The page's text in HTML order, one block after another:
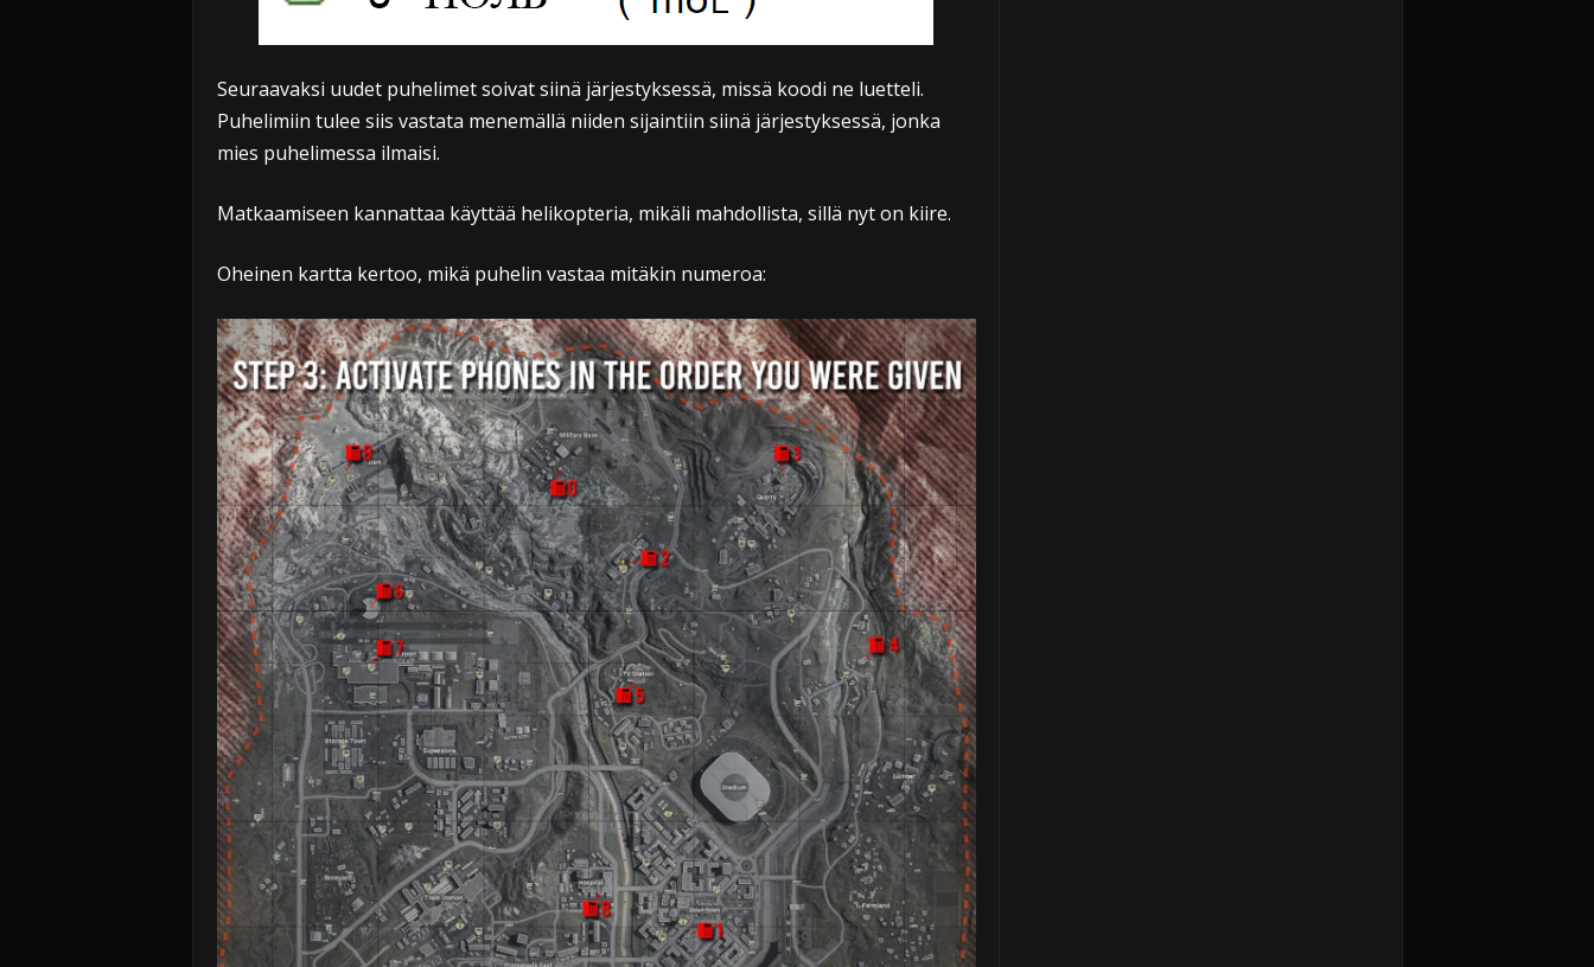
Seuraavaksi uudet puhelimet soivat siinä järjestyksessä, missä koodi ne luetteli.
Puhelimiin tulee siis vastata menemällä niiden sijaintiin siinä järjestyksessä, jonka
mies puhelimessa ilmaisi.
Matkaamiseen kannattaa käyttää helikopteria, mikäli mahdollista, sillä nyt on kiire.
Oheinen kartta kertoo, mikä puhelin vastaa mitäkin numeroa: